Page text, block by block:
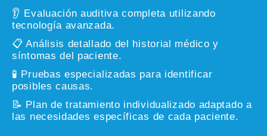
👂 Evaluación auditiva completa utilizando
tecnología avanzada.
📋 Análisis detallado del historial médico y
síntomas del paciente.
🧪 Pruebas especializadas para identificar
posibles causas.
📝 Plan de tratamiento individualizado adaptado a
las necesidades específicas de cada paciente.